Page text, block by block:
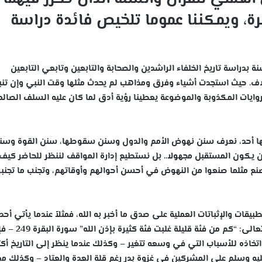
ويمكننا عموما تلخيص فائدة دراسة
تاريخ الخلفاء الراشدين والصحابة والتابعين وتابعي التابعين
حيث استجدت أشياء وفرق ومذاهب لم يحدث مثلها وقت النبي وإن
المكذوبة والموضوعة يعطينا رؤية أدق لما كان عليه السلف
منها أحد، نعرف سنن نهوض الأمم والدول وسنن سقوطها، سنن القوة
يكون المستقبل مجهولا.. بل نستطيع إدارة المواقف لننظر للحاضر
مثلما صنعوا من النهوض في أحسن أحوالهم وأوقاتهم، وتجنب ما
والإثباتات العملية على صدق ما أخبر به الله، فمثلاً عندما يأتي أحد
الأمة ذو الإيمان والعقيدة الضعيفين ثم يقرأ قول الله تعالى: “كم من
للأسباب التي في وسعه تتغير – وكذلك عندما ينظر إلى التاريخ
وسلم على المشركين في غزوة بدر رغم قلة العدة والعتاد – وكذلك